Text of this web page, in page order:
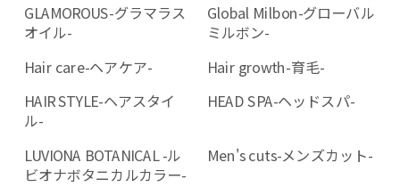
GLAMOROUS-グラマラス
オイル-
Global Milbon-グローバル
ミルボン-
Hair care-ヘアケア-
Hair growth-育毛-
HAIR STYLE-ヘアスタイ
ル-
HEAD SPA-ヘッドスパ-
LUVIONA BOTANICAL -ル
ビオナボタニカルカラー-
Men's cuts-メンズカット-